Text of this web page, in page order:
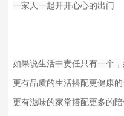
一家人一起开开心心的出门
如果说生活中责任只有一个
更有品质的生活搭配更健康
更有滋味的家常搭配更多的